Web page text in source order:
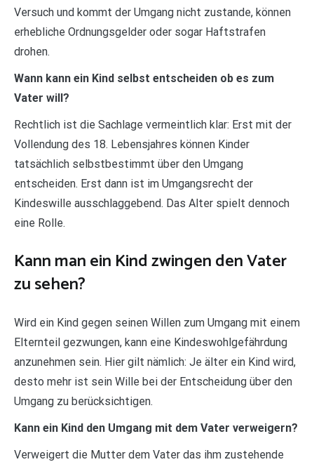
Versuch und kommt der Umgang nicht zustande, können
erhebliche Ordnungsgelder oder sogar Haftstrafen
drohen.
Wann kann ein Kind selbst entscheiden ob es zum
Vater will?
Rechtlich ist die Sachlage vermeintlich klar: Erst mit der
Vollendung des 18. Lebensjahres können Kinder
tatsächlich selbstbestimmt über den Umgang
entscheiden. Erst dann ist im Umgangsrecht der
Kindeswille ausschlaggebend. Das Alter spielt dennoch
eine Rolle.
Kann man ein Kind zwingen den Vater
zu sehen?
Wird ein Kind gegen seinen Willen zum Umgang mit einem
Elternteil gezwungen, kann eine Kindeswohlgefährdung
anzunehmen sein. Hier gilt nämlich: Je älter ein Kind wird,
desto mehr ist sein Wille bei der Entscheidung über den
Umgang zu berücksichtigen.
Kann ein Kind den Umgang mit dem Vater verweigern?
Verweigert die Mutter dem Vater das ihm zustehende